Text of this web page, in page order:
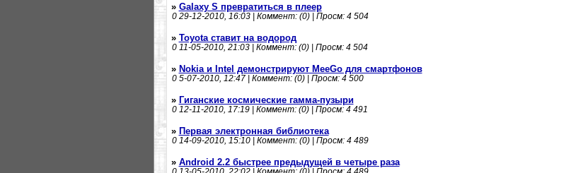
» Galaxy S превратиться в плеер
029-12-2010, 16:03 | Коммент: (0) | Просм: 4 504
» Toyota ставит на водород
011-05-2010, 21:03 | Коммент: (0) | Просм: 4 504
» Nokia и Intel демонстрируют MeeGo для смартфонов
05-07-2010, 12:47 | Коммент: (0) | Просм: 4 500
» Гиганские космические гамма-пузыри
012-11-2010, 17:19 | Коммент: (0) | Просм: 4 491
» Первая электронная библиотека
014-09-2010, 15:10 | Коммент: (0) | Просм: 4 489
» Android 2.2 быстрее предыдущей в четыре раза